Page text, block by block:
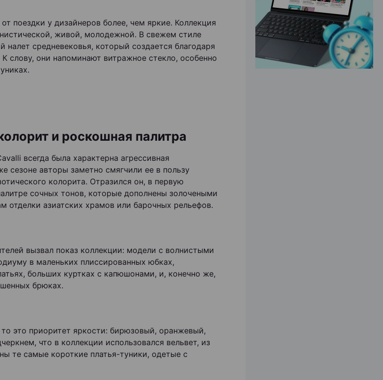
поездки у дизайнеров более, чем яркие. Коллекция
живой, молодежной. В свежем стиле
налет средневековья, который создается благодаря
слову, они напоминают витражное стекло, особенно
и роскошная палитра
всегда была характерна агрессивная
сезоне авторы заметно смягчили ее в пользу
колорита. Отразился он, в первую
сочных тонов, которые дополнены золочеными
отделки азиатских храмов или барочных рельефов.
вызвал показ коллекции: модели с волнистыми
в маленьких плиссированных юбках,
больших куртках с капюшонами, и, конечно же,
брюках.
это приоритет яркости: бирюзовый, оранжевый,
что в коллекции использовался вельвет, из
те самые короткие платья-туники, одетые с